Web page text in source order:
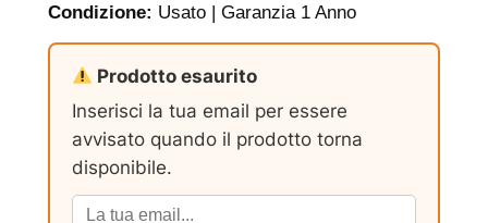
Condizione: Usato | Garanzia 1 Anno
Prodotto esaurito
Inserisci la tua email per essere
avvisato quando il prodotto torna
disponibile.